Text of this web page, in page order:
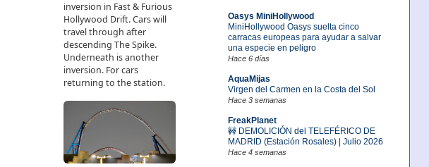
Oasys MiniHollywood
MiniHollywood Oasys suelta cinco
carracas europeas para ayudar a salvar
una especie en peligro
Hace 6 días
AquaMijas
Virgen del Carmen en la Costa del Sol
Hace 3 semanas
FreakPlanet
🚧 DEMOLICIÓN del TELEFÉRICO DE
MADRID (Estación Rosales) | Julio 2026
Hace 4 semanas